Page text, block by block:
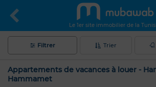
Le 1er site immobilier de la
Filtrer Trier
Appartements de vacances à louer -
Hammamet